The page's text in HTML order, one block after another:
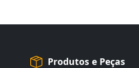
Produtos e Peças